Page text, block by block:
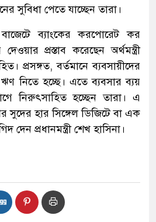
সুবিধা পেতে যাচ্ছেন তারা।
বাজেটে ব্যাংকের করপোরেট কর
প্রস্তাব করেছেন অর্থমন্ত্রী
বর্তমানে ব্যবসায়ীদের
নিতে হচ্ছে। এতে ব্যবসার ব্যয়
নিরুৎসাহিত হচ্ছেন তারা। এ
সুদের হার সিঙ্গেল ডিজিটে বা এক
দেন প্রধানমন্ত্রী শেখ হাসিনা।